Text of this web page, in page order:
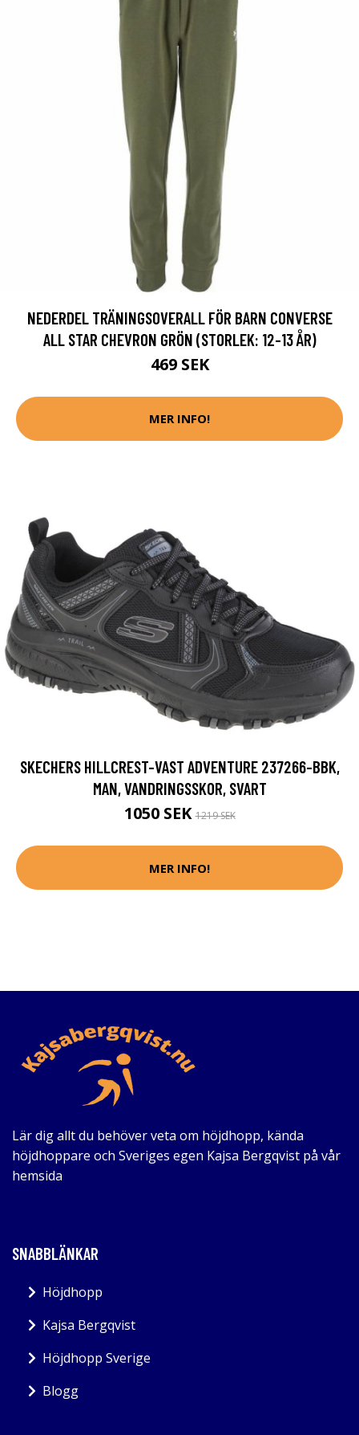
NEDERDEL TRÄNINGSOVERALL FÖR BARN CONVERSE
ALL STAR CHEVRON GRÖN (STORLEK: 12-13 ÅR)
469 SEK
MER INFO!
SKECHERS HILLCREST-VAST ADVENTURE 237266-BBK,
MAN, VANDRINGSSKOR, SVART
1050 SEK1219 SEK
MER INFO!
Lär dig allt du behöver veta om höjdhopp, kända
höjdhoppare och Sveriges egen Kajsa Bergqvist på vår
hemsida
SNABBLÄNKAR
Höjdhopp
Kajsa Bergqvist
Höjdhopp Sverige
Blogg